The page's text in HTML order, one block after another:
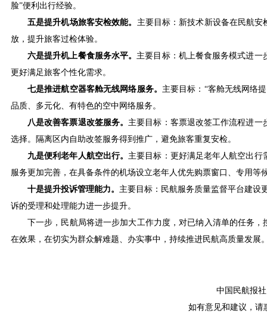
脸”便利出行经验。
五是提升机场旅客安检效能。 主要目标：新技术新设备在民航
放，提升旅客过检体验。
六是提升机上餐食服务水平。 主要目标：机上餐食服务模式进
更好满足旅客个性化需求。
七是推进航空器客舱无线网络服务。 主要目标：“客舱无线网络
品质、多元化、有特色的空中网络服务。
八是改善客票退改签服务。 主要目标：客票退改签工作流程进
选择。隔离区内自助改签服务得到推广，避免旅客重复安检。
九是便利老年人航空出行。 主要目标：更好满足老年人航空出
服务更加完善，在具备条件的机场设立老年人优先购票窗口、专用等
十是提升投诉管理能力。 主要目标：民航服务质量监督平台建设
诉的受理和处理能力进一步提升。
下一步，民航局将进一步加大工作力度，对已纳入清单的任务
在效果，在切实为群众解难题、办实事中，持续推进民航高质量发展
中国民航报
如有意见和建议，请